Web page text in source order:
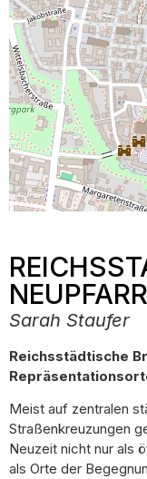
Sarah Staufer
Reichsstädtische
Meist auf zentralen
Straßenkreuzungen
Neuzeit nicht nur als
als Orte der